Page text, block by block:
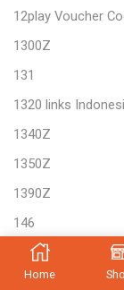
12play Voucher
1300Z
131
1320 links
1340Z
1350Z
1390Z
146
1480Z
1500AZ
Home